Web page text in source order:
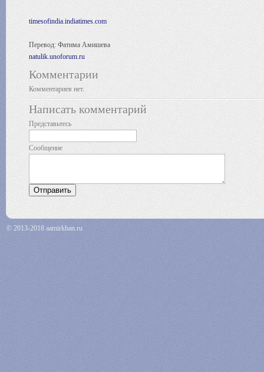
timesofindia.indiatimes.com
Перевод: Фатима Амишева
natulik.unoforum.ru
Комментарии
Комментариев нет.
Написать комментарий
Представьтесь
Сообщение
© 2013-2018 aamirkhan.ru